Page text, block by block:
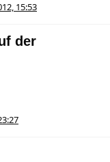
15:53
der